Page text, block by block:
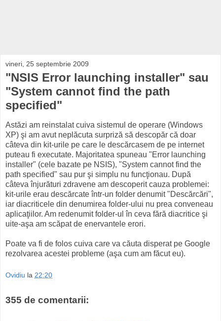
vineri, 25 septembrie 2009
"NSIS Error launching installer" sau
"System cannot find the path
specified"
Astăzi am reinstalat cuiva sistemul de operare (Windows
XP) şi am avut neplăcuta surpriză să descopăr că doar
câteva din kit-urile pe care le descărcasem de pe internet
puteau fi executate. Majoritatea spuneau "Error launching
installer" (cele bazate pe NSIS), "System cannot find the
path specified" sau pur şi simplu nu funcţionau. După
câteva înjurături zdravene am descoperit cauza problemei:
kit-urile erau descărcate într-un folder denumit "Descărcări",
iar diacriticele din denumirea folder-ului nu prea conveneau
aplicaţiilor. Am redenumit folder-ul în ceva fără diacritice şi
uite-aşa am scăpat de enervantele erori.
Poate va fi de folos cuiva care va căuta disperat pe Google
rezolvarea acestei probleme (aşa cum am făcut eu).
Ovidiu la 22:20
355 de comentarii: